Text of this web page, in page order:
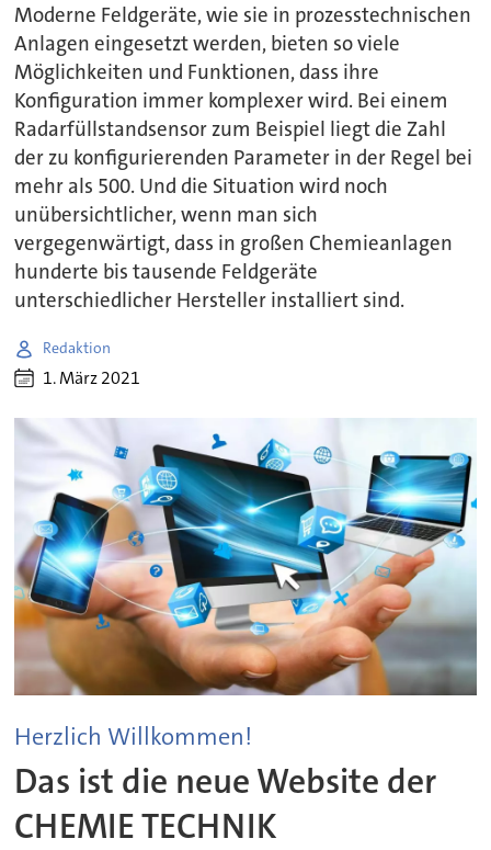
Moderne Feldgeräte, wie sie in prozesstechnischen
Anlagen eingesetzt werden, bieten so viele
Möglichkeiten und Funktionen, dass ihre
Konfiguration immer komplexer wird. Bei einem
Radarfüllstandsensor zum Beispiel liegt die Zahl
der zu konfigurierenden Parameter in der Regel bei
mehr als 500. Und die Situation wird noch
unübersichtlicher, wenn man sich
vergegenwärtigt, dass in großen Chemieanlagen
hunderte bis tausende Feldgeräte
unterschiedlicher Hersteller installiert sind.
Redaktion
1. März 2021
Herzlich Willkommen!
Das ist die neue Website der
CHEMIE TECHNIK